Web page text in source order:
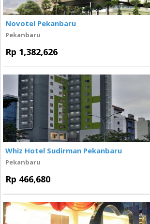
Novotel Pekanbaru
Pekanbaru
Rp 1,382,626
Whiz Hotel Sudirman Pekanbaru
Pekanbaru
Rp 466,680